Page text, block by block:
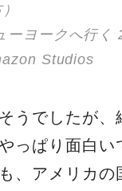
ーヨークへ行
Studios
うでしたが、
っぱり面白い
、アメリカの